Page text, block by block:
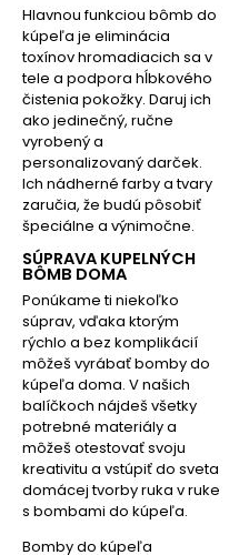
Hlavnou funkciou bômb do
kúpeľa je eliminácia
toxínov hromadiacich sa v
tele a podpora hĺbkového
čistenia pokožky. Daruj ich
ako jedinečný, ručne
vyrobený a
personalizovaný darček.
Ich nádherné farby a tvary
zaručia, že budú pôsobiť
špeciálne a výnimočne.
SÚPRAVA KUPELNÝCH
BÔMB DOMA
Ponúkame ti niekoľko
súprav, vďaka ktorým
rýchlo a bez komplikácií
môžeš vyrábať bomby do
kúpeľa doma. V našich
balíčkoch nájdeš všetky
potrebné materiály a
môžeš otestovať svoju
kreativitu a vstúpiť do sveta
domácej tvorby ruka v ruke
s bombami do kúpeľa.
Bomby do kúpeľa